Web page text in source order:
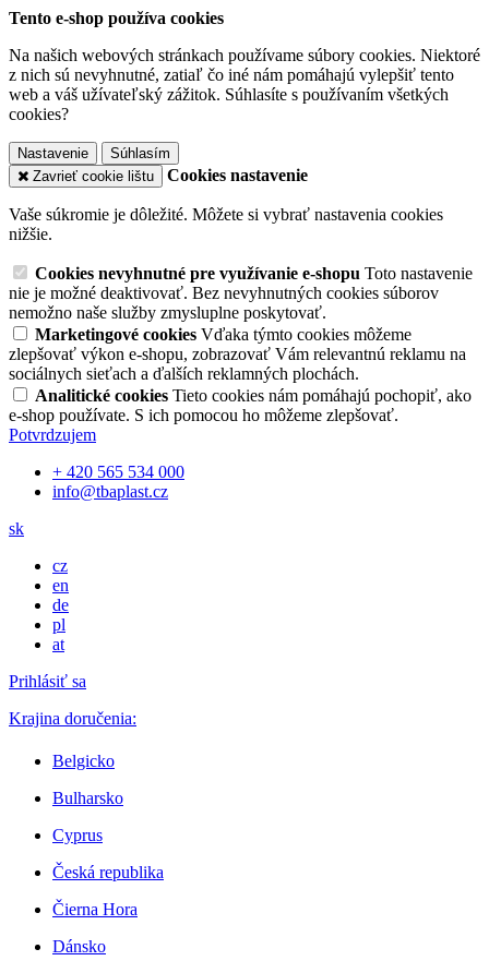
Tento e-shop používa cookies
Na našich webových stránkach používame súbory cookies. Niektoré
z nich sú nevyhnutné, zatiaľ čo iné nám pomáhajú vylepšiť tento
web a váš užívateľský zážitok. Súhlasíte s používaním všetkých
cookies?
Nastavenie
Súhlasím
Zavrieť cookie lištu
Cookies nastavenie
Vaše súkromie je dôležité. Môžete si vybrať nastavenia cookies
nižšie.
Cookies nevyhnutné pre využívanie e-shopu Toto nastavenie
nie je možné deaktivovať. Bez nevyhnutných cookies súborov
nemožno naše služby zmysluplne poskytovať.
Marketingové cookies Vďaka týmto cookies môžeme
zlepšovať výkon e-shopu, zobrazovať Vám relevantnú reklamu na
sociálnych sieťach a ďalších reklamných plochách.
Analitické cookies Tieto cookies nám pomáhajú pochopiť, ako
e-shop používate. S ich pomocou ho môžeme zlepšovať.
Potvrdzujem
+ 420 565 534 000
info@tbaplast.cz
sk
cz
en
de
pl
at
Prihlásiť sa
Krajina doručenia:
Belgicko
Bulharsko
Cyprus
Česká republika
Čierna Hora
Dánsko